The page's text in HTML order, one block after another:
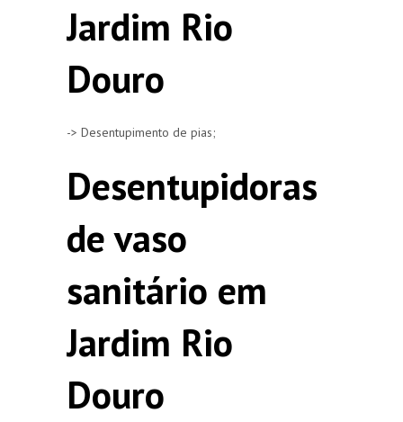
Jardim Rio
Douro
-> Desentupimento de pias;
Desentupidoras
de vaso
sanitário em
Jardim Rio
Douro